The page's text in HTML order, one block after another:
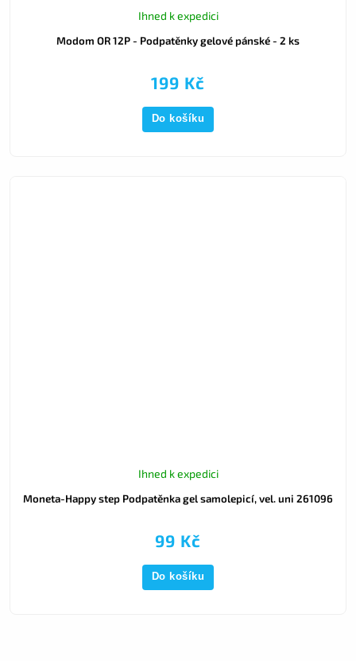
Modom OR 12P - Podpatěnky gelové pánské - 2 ks
Ihned k expedici
199 Kč
Do košíku
Moneta-Happy step Podpatěnka gel samolepicí, vel. uni 261096
Ihned k expedici
99 Kč
Do košíku